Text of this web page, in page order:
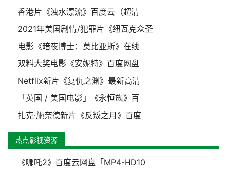
香港片《浊水漂流》百度云（超清
2021年美国剧情/犯罪片《纽瓦克众圣
电影《暗夜博士：莫比亚斯》在线
双料大奖电影《安妮特》百度网盘
Netflix新片《复仇之渊》最新高清
「英国 / 美国电影」《永恒族》百
扎克·施奈德新片《反叛之月》百度
热点影视资源
《哪吒2》百度云网盘「MP4-HD10